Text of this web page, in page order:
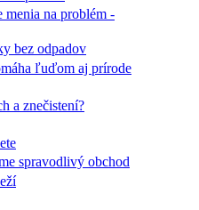
menia na problém -
bez odpadov
ľuďom aj prírode
a znečistení?
spravodlivý obchod